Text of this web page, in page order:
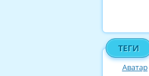
ТЕГИ
Аватар